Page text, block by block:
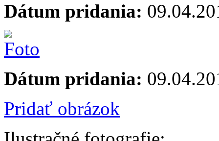
Dátum pridania:
Dátum pridania:
Pridať obrázok